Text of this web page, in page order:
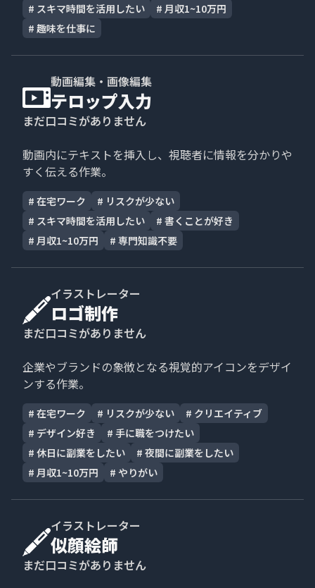
# スキマ時間を活用したい # 月収1~10万円
# 趣味を仕事に
動画編集・画像編集
テロップ入力
まだ口コミがありません
動画内にテキストを挿入し、視聴者に情報を分かりや
すく伝える作業。
# 在宅ワーク # リスクが少ない
# スキマ時間を活用したい # 書くことが好き
# 月収1~10万円 # 専門知識不要
イラストレーター
ロゴ制作
まだ口コミがありません
企業やブランドの象徴となる視覚的アイコンをデザイ
ンする作業。
# 在宅ワーク # リスクが少ない # クリエイティブ
# デザイン好き # 手に職をつけたい
# 休日に副業をしたい # 夜間に副業をしたい
# 月収1~10万円 # やりがい
イラストレーター
似顔絵師
まだ口コミがありません